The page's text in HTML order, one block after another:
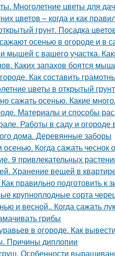
Многолетние цветы для
цветов – когда и как
грунт. Посадка
осенью в огороде и в
и мышей с вашего участка.
Каких запахов боятся
Как составить
цветы в открытый
сажать осенью. Какие
Материалы и способы
Работы в саду и огороде
дома. Деревянные заборы
осенью. Когда сажать чеснок
9 привлекательных
Хранение вещей в
правильно подготовить к
крупноплодные сорта
и весной.. Когда сажать
грибы
в огороде. Как
Причины диплопии
Особенности